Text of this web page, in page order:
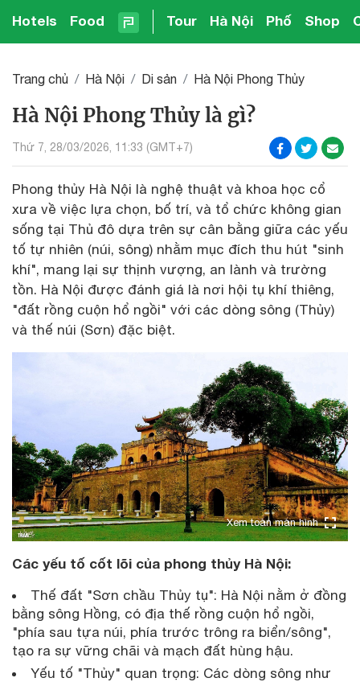
Hotels Food Tour Hà Nội Phố Shop
Trang chủ Hà Nội Di sản Hà Nội Phong Thủy
Hà Nội Phong Thủy là gì?
Thứ 7, 28/03/2026, 11:33 (GMT+7)
Phong thủy Hà Nội là nghệ thuật và khoa học cổ
xưa về việc lựa chọn, bố trí, và tổ chức không gian
sống tại Thủ đô dựa trên sự cân bằng giữa các yếu
tố tự nhiên (núi, sông) nhằm mục đích thu hút "sinh
khí", mang lại sự thịnh vượng, an lành và trường
tồn. Hà Nội được đánh giá là nơi hội tụ khí thiêng,
"đất rồng cuộn hổ ngồi" với các dòng sông (Thủy)
và thế núi (Sơn) đặc biệt.
Xem toàn màn hình
Các yếu tố cốt lõi của phong thủy Hà Nội:
Thế đất "Sơn chầu Thủy tụ": Hà Nội nằm ở đồng
bằng sông Hồng, có địa thế rồng cuộn hổ ngồi,
"phía sau tựa núi, phía trước trông ra biển/sông",
tạo ra sự vững chãi và mạch đất hùng hậu.
Yếu tố "Thủy" quan trọng: Các dòng sông như